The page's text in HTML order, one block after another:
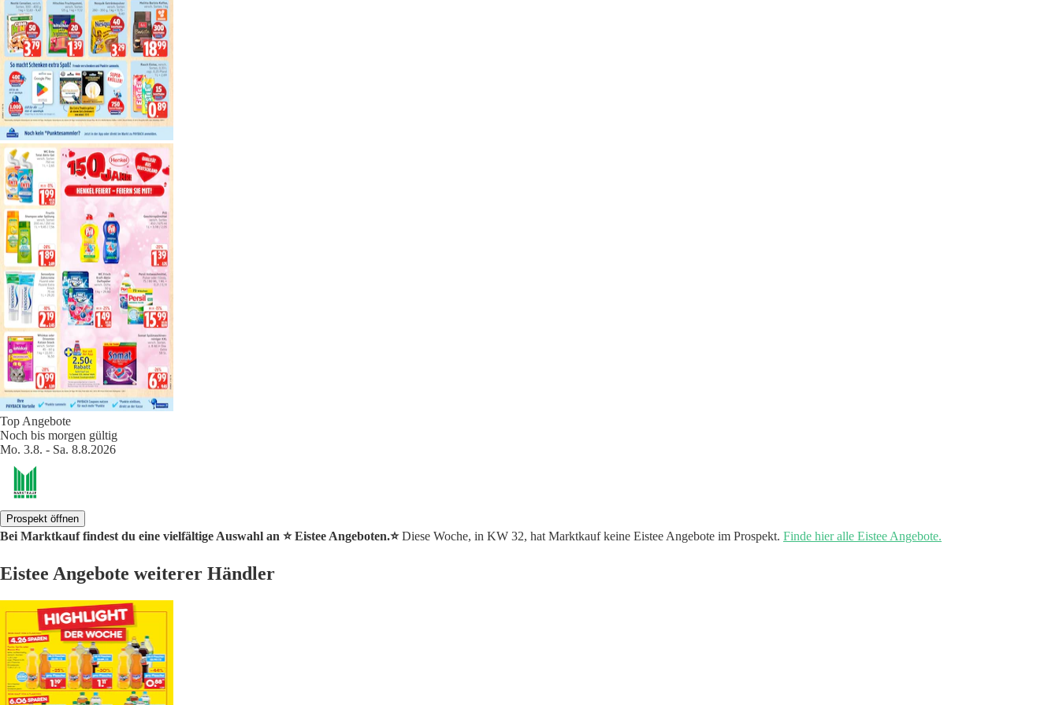
Top Angebote
Noch bis morgen gültig
Mo. 3.8. - Sa. 8.8.2026
Prospekt öffnen
Bei Marktkauf findest du eine vielfältige Auswahl an ⭐️ Eistee Angeboten.⭐️Diese Woche, in KW 32, hat Marktkauf keine Eistee Angebote im Prospekt. Finde hier alle Eistee Angebote.
Eistee Angebote weiterer Händler